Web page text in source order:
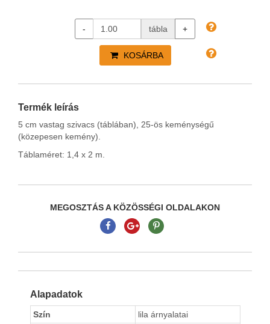
- tábla +
KOSÁRBA
Termék leírás
5 cm vastag szivacs (táblában), 25-ös keménységű
(közepesen kemény).
Táblaméret: 1,4 x 2 m.
MEGOSZTÁS A KÖZÖSSÉGI OLDALAKON
Alapadatok
Szín
lila árnyalatai